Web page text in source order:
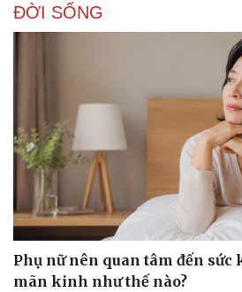
ĐỜI SỐNG
Phụ nữ nên quan tâm đến sức
mãn kinh như thế nào?